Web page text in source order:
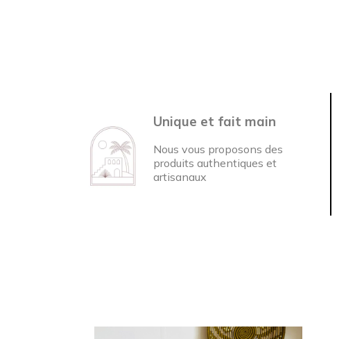
Unique et fait main
Nous vous proposons des
produits authentiques et
artisanaux